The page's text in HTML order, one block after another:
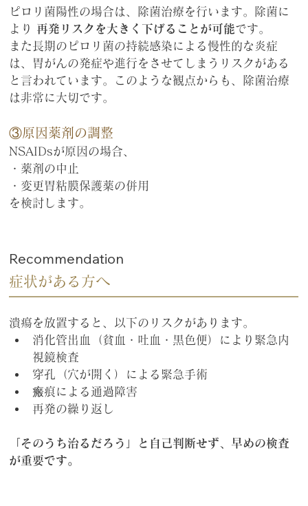
ピロリ菌陽性の場合は、除菌治療を行います。除菌に
より 再発リスクを大きく下げることが可能です。
また長期のピロリ菌の持続感染による慢性的な炎症
は、胃がんの発症や進行をさせてしまうリスクがある
と言われています。このような観点からも、除菌治療
は非常に大切です。
③原因薬剤の調整
NSAIDsが原因の場合、
・薬剤の中止
・変更胃粘膜保護薬の併用
を検討します。
Recommendation
症状がある方へ
潰瘍を放置すると、以下のリスクがあります。
消化管出血（貧血・吐血・黒色便）により緊急内
視鏡検査
穿孔（穴が開く）による緊急手術
瘢痕による通過障害
再発の繰り返し
「そのうち治るだろう」と自己判断せず、早めの検査
が重要です。